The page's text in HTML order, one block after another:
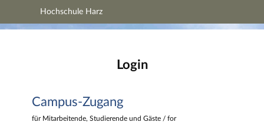
Hauptnavigation
Fußzeile
Hochschule Harz
Login
Campus-Zugang
für Mitarbeitende, Studierende und Gäste / for